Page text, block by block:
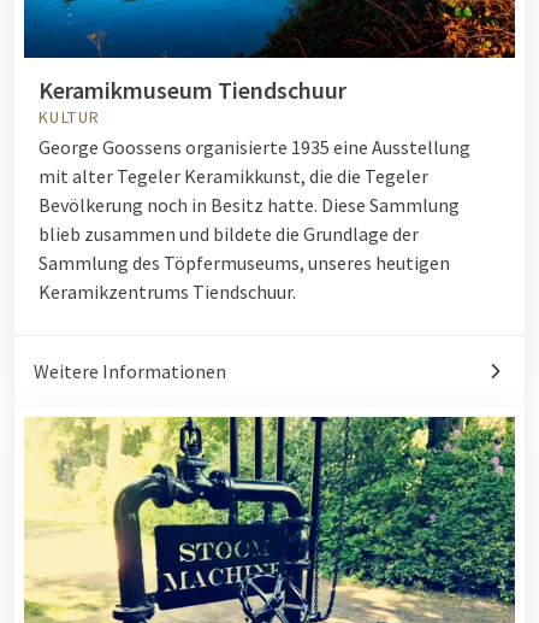
Keramikmuseum Tiendschuur
KULTUR
George Goossens organisierte 1935 eine Ausstellung
mit alter Tegeler Keramikkunst, die die Tegeler
Bevölkerung noch in Besitz hatte. Diese Sammlung
blieb zusammen und bildete die Grundlage der
Sammlung des Töpfermuseums, unseres heutigen
Keramikzentrums Tiendschuur.
Weitere Informationen